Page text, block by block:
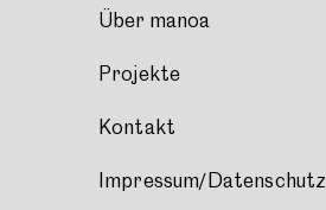
Über manoa
Projekte
Kontakt
Impressum/Datenschutz